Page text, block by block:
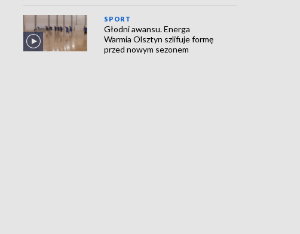
SPORT
Głodni awansu. Energa
Warmia Olsztyn szlifuje formę
przed nowym sezonem